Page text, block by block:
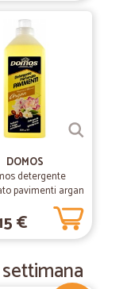
DOMOS
detergente
pavimenti argan
€